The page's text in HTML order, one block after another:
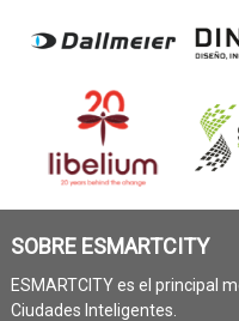
SOBRE ESMARTCITY
ESMARTCITY es el principal
Ciudades Inteligentes.